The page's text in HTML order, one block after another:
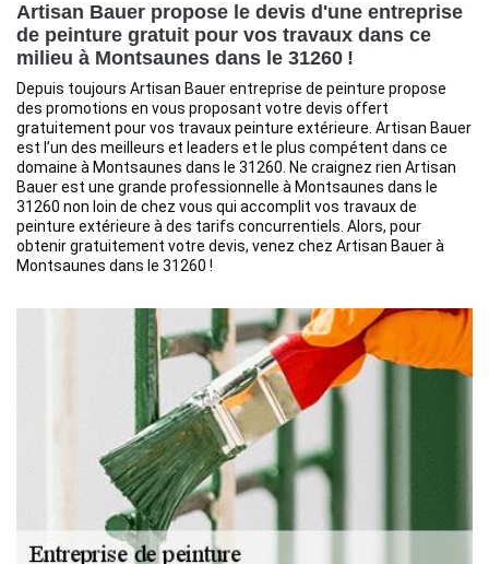
Artisan Bauer propose le devis d'une entreprise
de peinture gratuit pour vos travaux dans ce
milieu à Montsaunes dans le 31260 !
Depuis toujours Artisan Bauer entreprise de peinture propose
des promotions en vous proposant votre devis offert
gratuitement pour vos travaux peinture extérieure. Artisan Bauer
est l’un des meilleurs et leaders et le plus compétent dans ce
domaine à Montsaunes dans le 31260. Ne craignez rien Artisan
Bauer est une grande professionnelle à Montsaunes dans le
31260 non loin de chez vous qui accomplit vos travaux de
peinture extérieure à des tarifs concurrentiels. Alors, pour
obtenir gratuitement votre devis, venez chez Artisan Bauer à
Montsaunes dans le 31260 !